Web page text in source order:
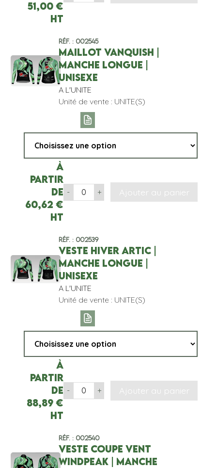
51,00 €
HT
Réf. : 002545
MAILLOT VANQUISH |
MANCHE LONGUE |
UNISEXE
A L'UNITE
Unité de vente : UNITE(S)
À
partir
de
60,62 €
HT
- + Ajouter au panier
Réf. : 002539
VESTE HIVER ARTIC |
MANCHE LONGUE |
UNISEXE
A L'UNITE
Unité de vente : UNITE(S)
À
partir
de
88,89 €
HT
- + Ajouter au panier
Réf. : 002540
VESTE COUPE VENT
WINDPEAK | MANCHE